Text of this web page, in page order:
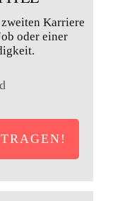
Karriere
oder einer